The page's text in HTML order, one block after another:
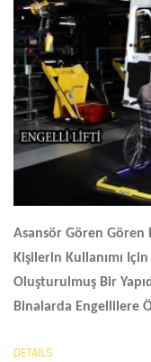
Asansör Gören Gören
Kişilerin Kullanımı
Oluşturulmuş Bir
Binalarda Engellilere
DETAILS